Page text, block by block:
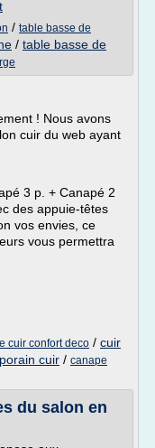
/ table basse de
/ table basse de
! Nous avons
cuir du web ayant
3 p. + Canapé 2
des appuie-têtes
vos envies, ce
vous permettra
cuir confort deco / cuir
cuir / canape
du salon en